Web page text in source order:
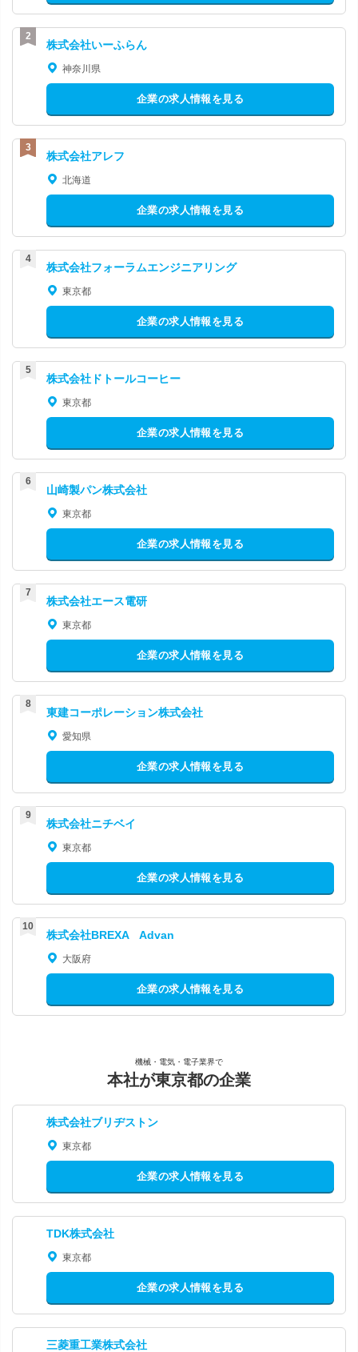
株式会社いーふらん
神奈川県
企業の求人情報を見る
株式会社アレフ
北海道
企業の求人情報を見る
株式会社フォーラムエンジニアリング
東京都
企業の求人情報を見る
株式会社ドトールコーヒー
東京都
企業の求人情報を見る
山崎製パン株式会社
東京都
企業の求人情報を見る
株式会社エース電研
東京都
企業の求人情報を見る
東建コーポレーション株式会社
愛知県
企業の求人情報を見る
株式会社ニチベイ
東京都
企業の求人情報を見る
株式会社BREXA Advan
大阪府
企業の求人情報を見る
機械・電気・電子業界で
本社が東京都の企業
株式会社ブリヂストン
東京都
企業の求人情報を見る
TDK株式会社
東京都
企業の求人情報を見る
三菱重工業株式会社